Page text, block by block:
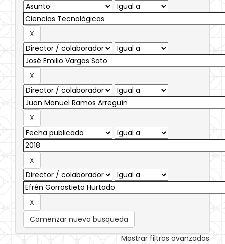
Comenzar nueva busqueda
Mostrar filtros avanzados